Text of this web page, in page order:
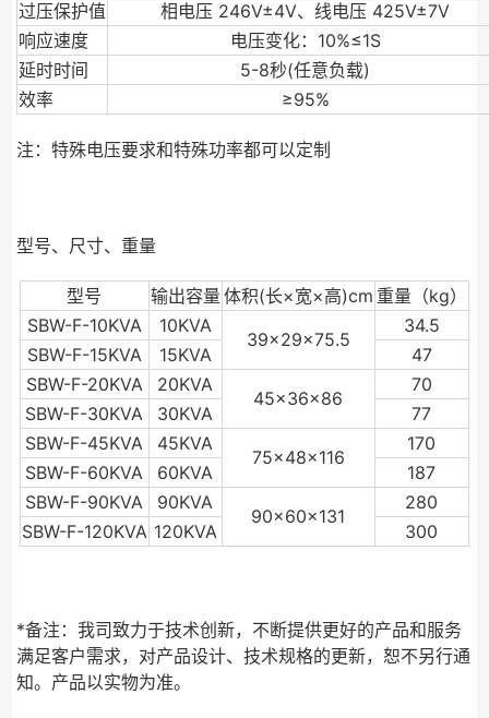
过压保护值
相电压 246V±4V、线电压 425V±7V
响应速度
电压变化：10%≤1S
延时时间
5-8秒(任意负载)
效率
≥95%
注：特殊电压要求和特殊功率都可以定制
型号、尺寸、重量
型号 输出容量 体积(长×宽×高)cm 重量（kg）
SBW-F-10KVA
10KVA
39×29×75.5
34.5
SBW-F-15KVA
15KVA
47
SBW-F-20KVA
20KVA
45×36×86
70
SBW-F-30KVA
30KVA
77
SBW-F-45KVA
45KVA
75×48×116
170
SBW-F-60KVA
60KVA
187
SBW-F-90KVA
90KVA
90×60×131
280
SBW-F-120KVA 120KVA 300
*备注：我司致力于技术创新，不断提供更好的产品和服务
满足客户需求，对产品设计、技术规格的更新，恕不另行通
知。产品以实物为准。